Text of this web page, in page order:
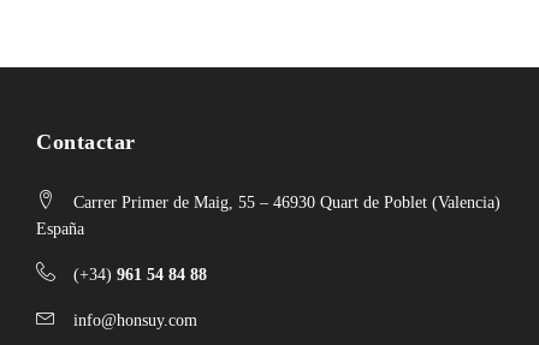
Contactar
Carrer Primer de Maig, 55 – 46930 Quart de Poblet (Valencia)
España
(+34) 961 54 84 88
info@honsuy.com